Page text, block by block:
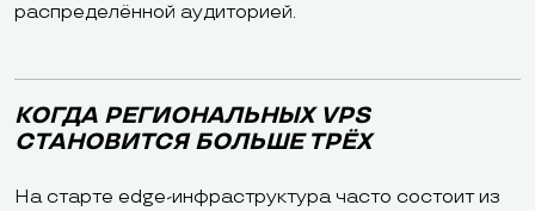
распределённой аудиторией.
КОГДА РЕГИОНАЛЬНЫХ VPS
СТАНОВИТСЯ БОЛЬШЕ ТРЁХ
На старте edge-инфраструктура часто состоит из